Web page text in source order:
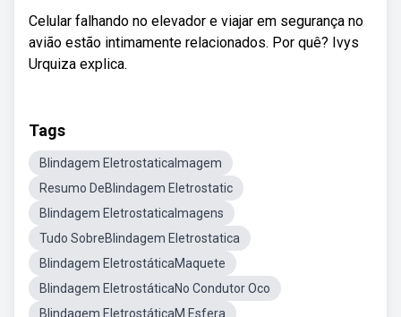
Celular falhando no elevador e viajar em segurança no
avião estão intimamente relacionados. Por quê? Ivys
Urquiza explica.
Tags
Blindagem EletrostaticaImagem
Resumo DeBlindagem Eletrostatic
Blindagem EletrostaticaImagens
Tudo SobreBlindagem Eletrostatica
Blindagem EletrostáticaMaquete
Blindagem EletrostáticaNo Condutor Oco
Blindagem EletrostáticaM Esfera